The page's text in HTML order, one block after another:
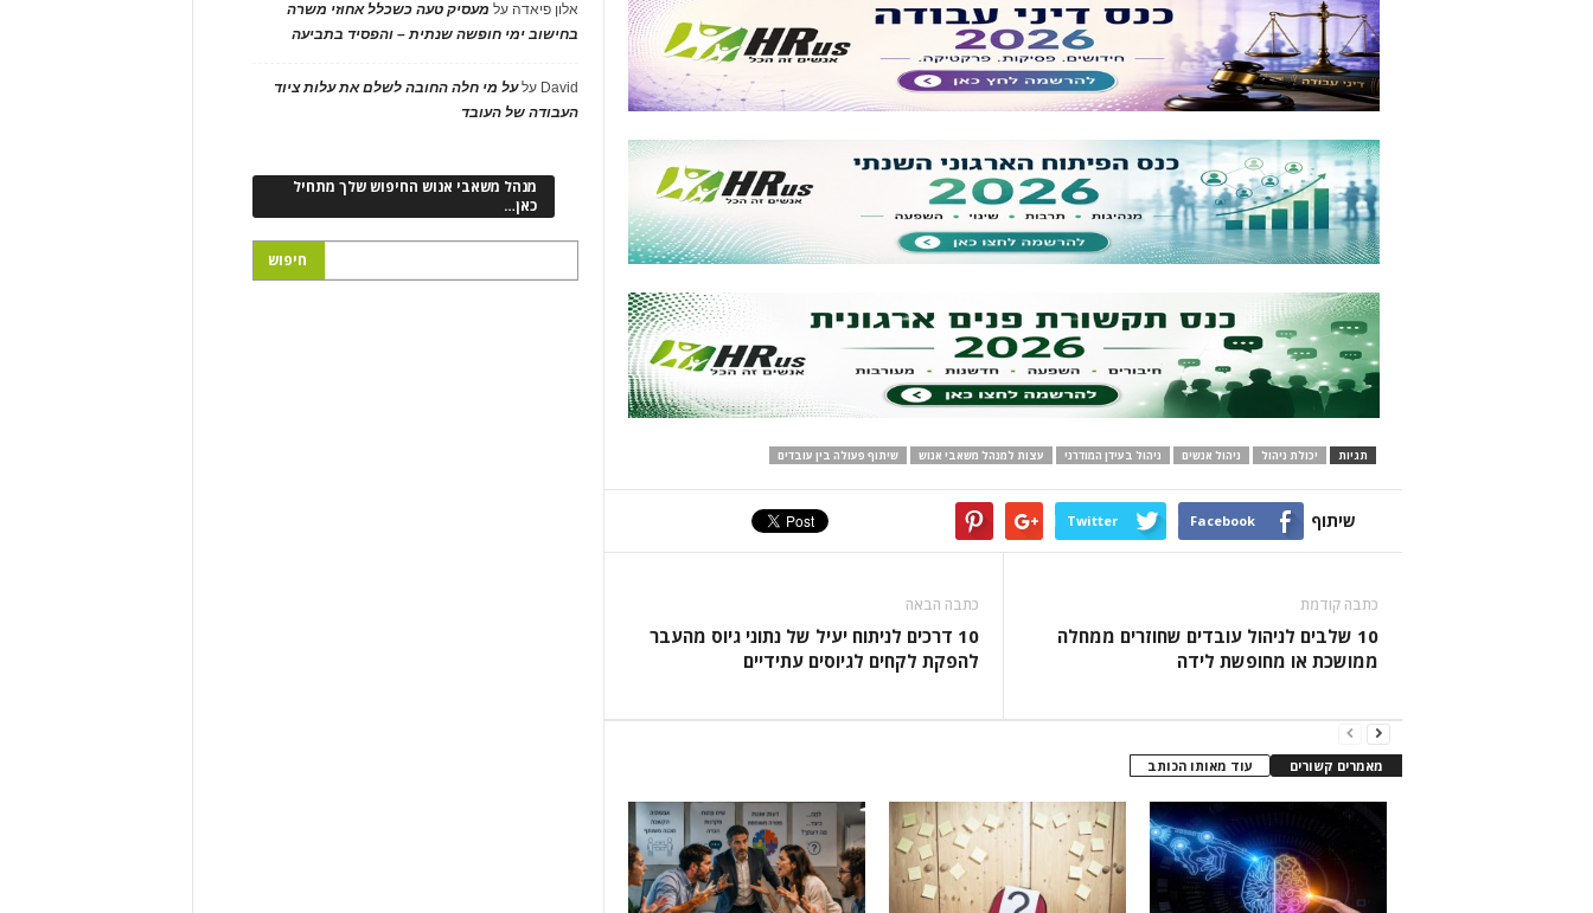
תגיות יכולת ניהול ניהול אנשים ניהול בעידן המודרני עצות למנהל משאבי אנוש שיתוף פעולה בין עובדים
שיתוף Facebook
Twitter
כתבה קודמת
10 שלבים לניהול עובדים שחוזרים ממחלה
ממושכת או מחופשת לידה
כתבה הבאה
10 דרכים לניתוח יעיל של נתוני גיוס מהעבר
להפקת לקחים לגיוסים עתידיים
מאמרים קשורים עוד מאותו הכותב
אלון פיאדה על מעסיק טעה כשכלל אחוזי משרה
בחישוב ימי חופשה שנתית – והפסיד בתביעה
David עלעל מי חלה החובה לשלם את עלות ציוד
העבודה של העובד
מנהל משאבי אנוש החיפוש שלך מתחיל
כאן…